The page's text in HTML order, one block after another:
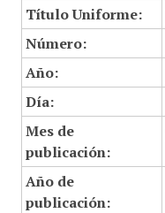
Título Uniforme:
Número:
Año:
Día:
Mes de
publicación:
Año de
publicación: